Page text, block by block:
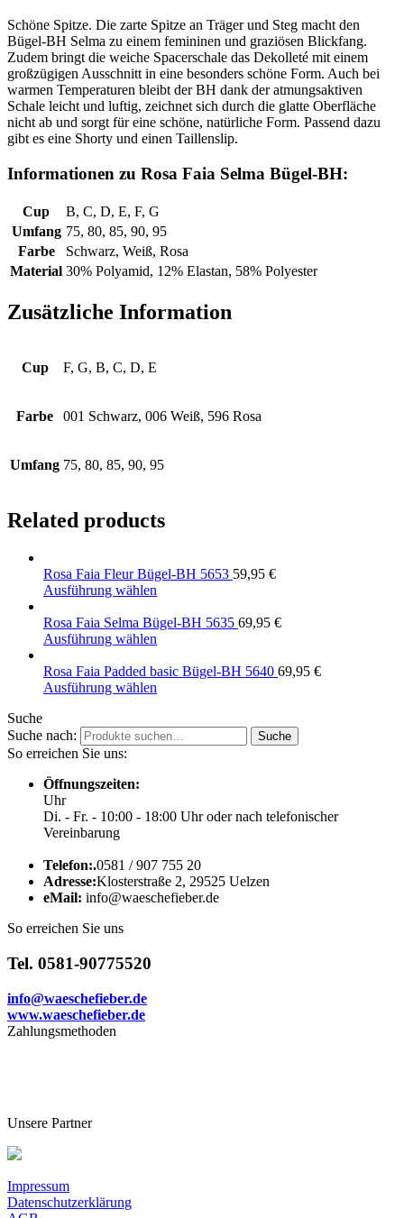
Schöne Spitze. Die zarte Spitze an Träger und Steg macht den
Bügel-BH Selma zu einem femininen und graziösen Blickfang.
Zudem bringt die weiche Spacerschale das Dekolleté mit einem
großzügigen Ausschnitt in eine besonders schöne Form. Auch bei
warmen Temperaturen bleibt der BH dank der atmungsaktiven
Schale leicht und luftig, zeichnet sich durch die glatte Oberfläche
nicht ab und sorgt für eine schöne, natürliche Form. Passend dazu
gibt es eine Shorty und einen Taillenslip.
Informationen zu Rosa Faia Selma Bügel-BH:
Cup
B, C, D, E, F, G
Umfang 75, 80, 85, 90, 95
Farbe
Schwarz, Weiß, Rosa
Material 30% Polyamid, 12% Elastan, 58% Polyester
Zusätzliche Information
Cup F, G, B, C, D, E
Farbe 001 Schwarz, 006 Weiß, 596 Rosa
Umfang 75, 80, 85, 90, 95
Related products
Rosa Faia Fleur Bügel-BH 5653 59,95 €
Ausführung wählen
Rosa Faia Selma Bügel-BH 5635 69,95 €
Ausführung wählen
Rosa Faia Padded basic Bügel-BH 5640 69,95 €
Ausführung wählen
Suche
Suche nach:
Suche
So erreichen Sie uns:
Öffnungszeiten:
Uhr
Di. - Fr. - 10:00 - 18:00 Uhr oder nach telefonischer
Vereinbarung
Telefon:.0581 / 907 755 20
Adresse:Klosterstraße 2, 29525 Uelzen
eMail: info@waeschefieber.de
So erreichen Sie uns
Tel. 0581-90775520
info@waeschefieber.de
www.waeschefieber.de
Zahlungsmethoden
Unsere Partner
Impressum
Datenschutzerklärung